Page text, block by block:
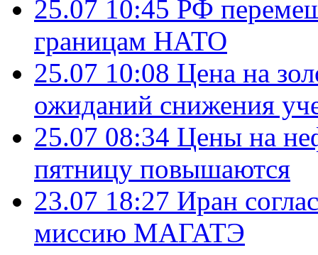
25.07 10:45 РФ
границам НАТО
25.07 10:08 Цена на
ожиданий снижения
25.07 08:34 Цены на
пятницу повышаются
23.07 18:27 Иран
миссию МАГАТЭ